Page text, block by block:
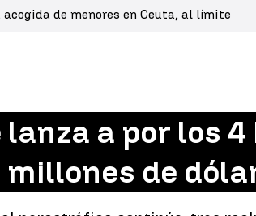
acogida de menores en Ceuta, al límite
lanza a por los
millones de